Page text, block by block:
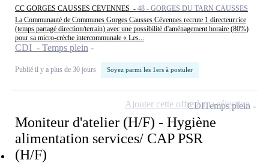
CC GORGES CAUSSES CEVENNES - 48 - GORGES DU TARN CAUSSES
La Communauté de Communes Gorges Causses Cévennes recrute 1 directeur.rice
(temps partagé direction/terrain) avec une possibilité d'aménagement horaire (80%)
pour sa micro-crèche intercommunale « Les...
CDI - Temps plein
Publié il y a plus de 30 jours Soyez parmi les 1ers à postuler
Moniteur d'atelier (H/F) - Hygiène
alimentation services/ CAP PSR
(H/F)
CDITemps plein
Ajouter cette offre à ma sélection